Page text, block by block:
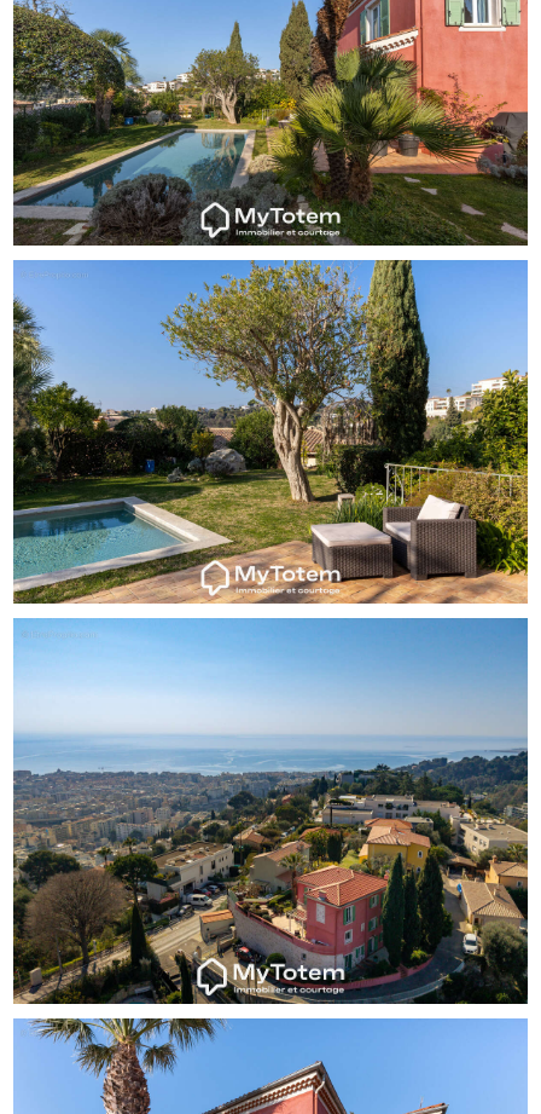
d’acquéreurs au financement validé, nous sécurisons et
accélérons chaque transaction.
Vente, achat, financement, location et gestion : un
interlocuteur unique pour un projet maîtrisé de bout en
bout.